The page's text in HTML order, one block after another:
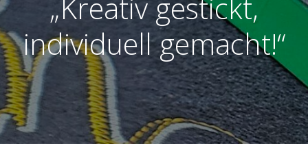
„Kreativ gestickt,
individuell gemacht!“